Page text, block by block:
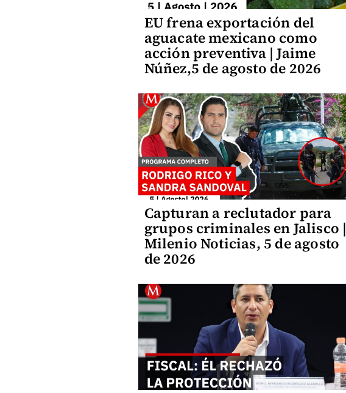
EU frena exportación del
aguacate mexicano como
acción preventiva | Jaime
Núñez,5 de agosto de 2026
Capturan a reclutador para
grupos criminales en Jalisco |
Milenio Noticias, 5 de agosto
de 2026